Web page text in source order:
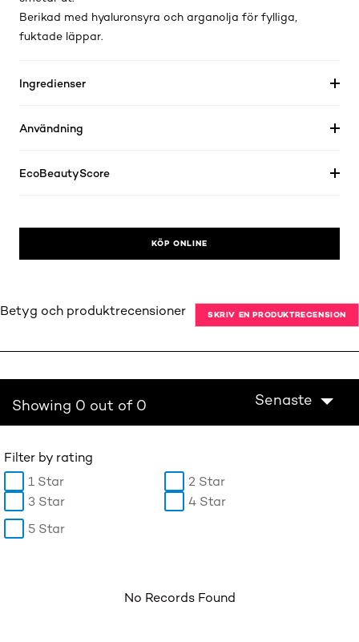
Berikad med hyaluronsyra och arganolja för fylliga,
fuktade läppar.
Ingredienser
Användning
EcoBeautyScore
KÖP ONLINE
Betyg och produktrecensioner SKRIV EN PRODUKTRECENSION
Showing 0 out of 0 Senaste
Filter by rating
1 Star
2 Star
3 Star
4 Star
5 Star
No Records Found